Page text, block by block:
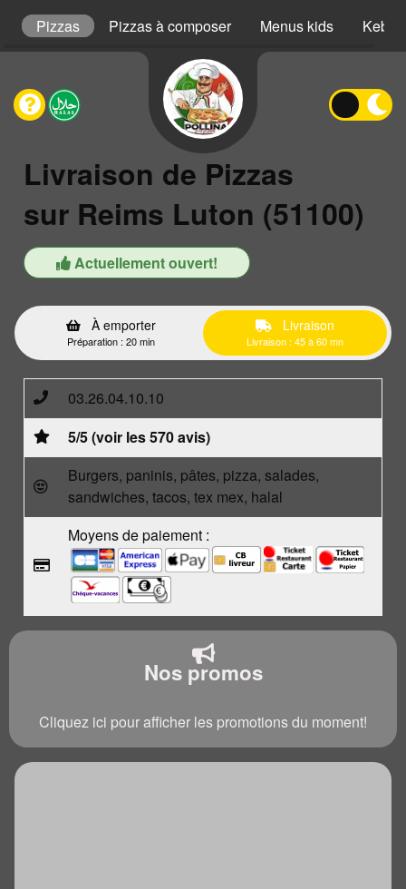
Pizzas Pizzas à composer Menus kids
Livraison de Pizzas
sur Reims Luton (51100)
Actuellement ouvert!
À emporter
Préparation : 20 min
Livraison
Livraison : 45 à 60 mn
03.26.04.10.10
5/5 (voir les 570 avis)
Burgers, paninis, pâtes, pizza, salades,
sandwiches, tacos, tex mex, halal
Moyens de paiement :
Nos promos
Cliquez ici pour afficher les promotions du moment!